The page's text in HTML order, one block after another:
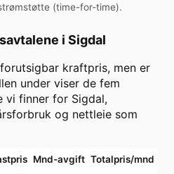
(time-for-time).
i Sigdal
kraftpris, men er
under viser de fem
vi finner for Sigdal,
og nettleie som
Mnd-avgift Totalpris/mnd